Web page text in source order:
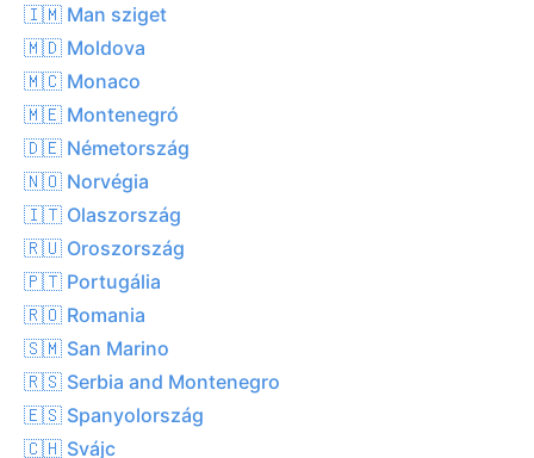
🇮🇲 Man sziget
🇲🇩 Moldova
🇲🇨 Monaco
🇲🇪 Montenegró
🇩🇪 Németország
🇳🇴 Norvégia
🇮🇹 Olaszország
🇷🇺 Oroszország
🇵🇹 Portugália
🇷🇴 Romania
🇸🇲 San Marino
🇷🇸 Serbia and Montenegro
🇪🇸 Spanyolország
🇨🇭 Svájc